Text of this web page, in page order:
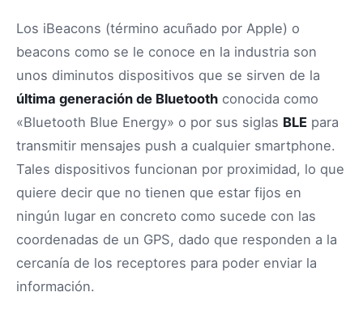
Los iBeacons (término acuñado por Apple) o
beacons como se le conoce en la industria son
unos diminutos dispositivos que se sirven de la
última generación de Bluetooth conocida como
«Bluetooth Blue Energy» o por sus siglas BLE para
transmitir mensajes push a cualquier smartphone.
Tales dispositivos funcionan por proximidad, lo que
quiere decir que no tienen que estar fijos en
ningún lugar en concreto como sucede con las
coordenadas de un GPS, dado que responden a la
cercanía de los receptores para poder enviar la
información.